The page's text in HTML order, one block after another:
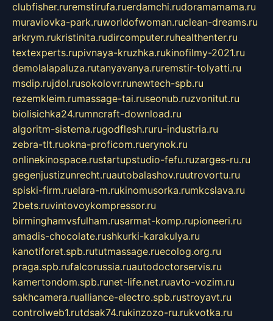
clubfisher.ruremstirufa.ruerdamchi.rudoramamama.ru
muraviovka-park.ruworldofwoman.ruclean-dreams.ru
arkrym.rukristinita.rudircomputer.ruhealthenter.ru
textexperts.rupivnaya-kruzhka.rukinofilmy-2021.ru
demolalapaluza.rutanyavanya.ruremstir-tolyatti.ru
msdip.rujdol.rusokolovr.runewtech-spb.ru
rezemkleim.rumassage-tai.ruseonub.ruzvonitut.ru
biolisichka24.rumncraft-download.ru
algoritm-sistema.rugodflesh.ruru-industria.ru
zebra-tlt.ruokna-proficom.ruerynok.ru
onlinekinospace.rustartupstudio-fefu.ruzarges-ru.ru
gegenjustizunrecht.ruautobalashov.ruutrovortu.ru
spiski-firm.ruelara-m.rukinomusorka.rumkcslava.ru
2bets.ruvintovoykompressor.ru
birminghamvsfulham.rusarmat-komp.rupioneeri.ru
amadis-chocolate.rushkurki-karakulya.ru
kanotiforet.spb.rututmassage.ruecolog.org.ru
praga.spb.rufalcorussia.ruautodoctorservis.ru
kamertondom.spb.runet-life.net.ruavto-vozim.ru
sakhcamera.rualliance-electro.spb.rustroyavt.ru
controlweb1.rutdsak74.rukinzozo-ru.rukvotka.ru